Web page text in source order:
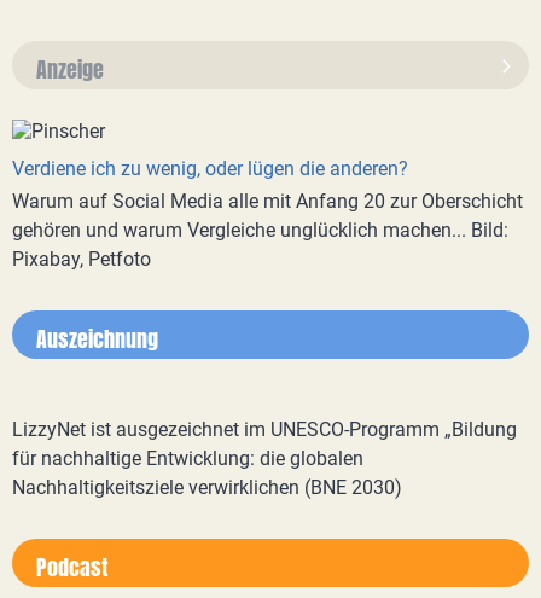
Anzeige
Verdiene ich zu wenig, oder lügen die anderen?
Warum auf Social Media alle mit Anfang 20 zur Oberschicht
gehören und warum Vergleiche unglücklich machen... Bild:
Pixabay, Petfoto
Auszeichnung
LizzyNet ist ausgezeichnet im UNESCO-Programm „Bildung
für nachhaltige Entwicklung: die globalen
Nachhaltigkeitsziele verwirklichen (BNE 2030)
Podcast